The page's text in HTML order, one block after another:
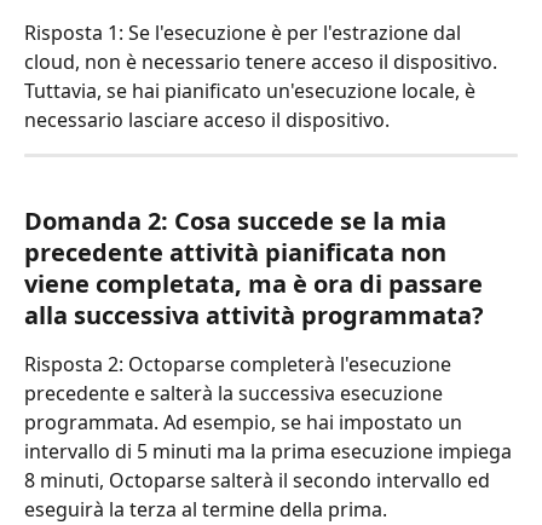
Risposta 1: Se l'esecuzione è per l'estrazione dal
cloud, non è necessario tenere acceso il dispositivo.
Tuttavia, se hai pianificato un'esecuzione locale, è
necessario lasciare acceso il dispositivo.
Domanda 2: Cosa succede se la mia
precedente attività pianificata non
viene completata, ma è ora di passare
alla successiva attività programmata?
Risposta 2: Octoparse completerà l'esecuzione
precedente e salterà la successiva esecuzione
programmata. Ad esempio, se hai impostato un
intervallo di 5 minuti ma la prima esecuzione impiega
8 minuti, Octoparse salterà il secondo intervallo ed
eseguirà la terza al termine della prima.